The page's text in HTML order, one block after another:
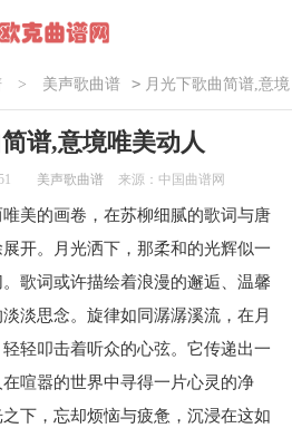
> 美声歌曲谱 > 月光下歌曲简谱,意境
谱,意境唯美动人
美声歌曲谱 来源：中国曲谱网
唯美的画卷，在苏柳细腻的歌词与唐
开。月光洒下，那柔和的光辉似一
歌词或许描绘着浪漫的邂逅、温馨
淡思念。旋律如同潺潺溪流，在月
轻叩击着听众的心弦。它传递出一
喧嚣的世界中寻得一片心灵的净
下，忘却烦恼与疲惫，沉浸在这如